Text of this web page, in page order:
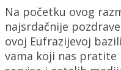
Na početku ovog
najsrdačnije
ovoj Eufrazijevoj
vama koji nas pratite